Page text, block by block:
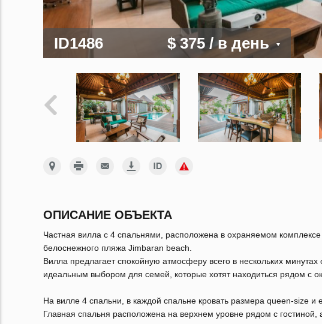
ID1486 $ 375 / в день
ОПИСАНИЕ ОБЪЕКТА
Частная вилла с 4 спальнями, расположена в охраняемом
белоснежного пляжа Jimbaran beach.
Вилла предлагает спокойную атмосферу всего в нескольких
идеальным выбором для семей, которые хотят находиться рядом с
На вилле 4 спальни, в каждой спальне кровать размера queen-size и
Главная спальня расположена на верхнем уровне рядом с